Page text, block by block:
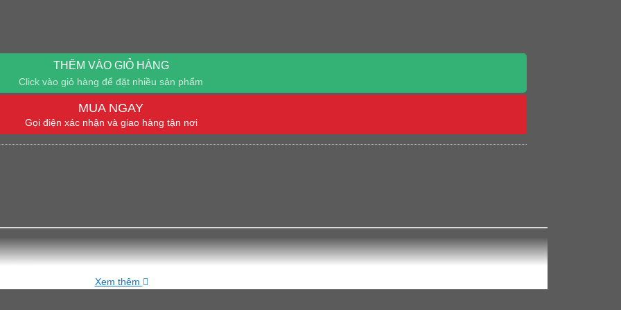
THÊM VÀO GIỎ HÀNG
Click vào giỏ hàng để đặt nhiều sản phẩm
MUA NGAY
Gọi điện xác nhận và giao hàng tận nơi
Xem thêm